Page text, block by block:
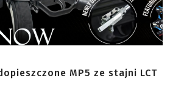
MP5 ze stajni LCT